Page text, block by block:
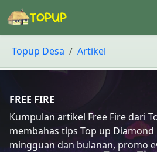
Topup Desa Artikel
FREE FIRE
Kumpulan artikel Free Fire dari
membahas tips Top up Diamond
mingguan dan bulanan, promo